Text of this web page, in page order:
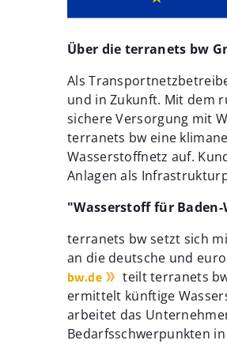
Über die terranets bw
Als
und in Zukunft. Mit dem
sichere Versorgung mit
terranets bw eine
Wasserstoffnetz auf.
Anlagen als
"Wasserstoff für
terranets bw setzt sich
an die deutsche und
bw.de
teilt terranets
ermittelt künftige
arbeitet das
Bedarfsschwerpunkten